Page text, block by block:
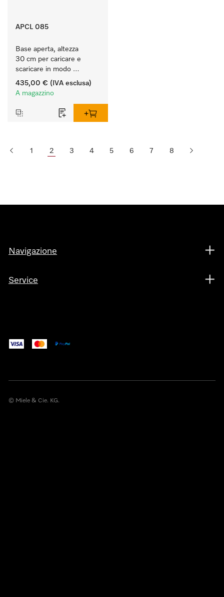
APCL 085
Base aperta, altezza
30 cm per caricare e
scaricare in modo
ergonomico la lavatrice e
l'essiccatoio.
435,00 € (IVA esclusa)
A magazzino
1 2 3 4 5 6 7 8
Navigazione
Service
© Miele & Cie. KG.